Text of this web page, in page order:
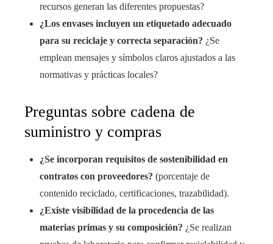
recursos generan las diferentes propuestas?
¿Los envases incluyen un etiquetado adecuado
para su reciclaje y correcta separación? ¿Se
emplean mensajes y símbolos claros ajustados a las
normativas y prácticas locales?
Preguntas sobre cadena de
suministro y compras
¿Se incorporan requisitos de sostenibilidad en
contratos con proveedores? (porcentaje de
contenido reciclado, certificaciones, trazabilidad).
¿Existe visibilidad de la procedencia de las
materias primas y su composición? ¿Se realizan